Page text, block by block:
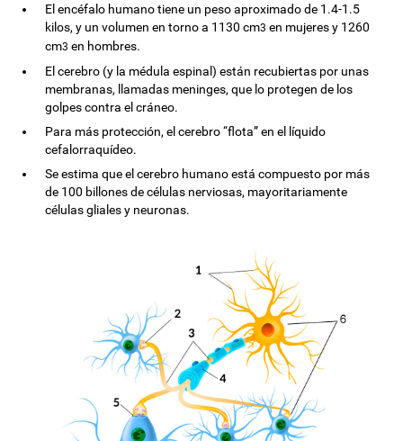
El encéfalo humano tiene un peso aproximado de 1.4-1.5
kilos, y un volumen en torno a 1130 cm3 en mujeres y 1260
cm3 en hombres.
El cerebro (y la médula espinal) están recubiertas por unas
membranas, llamadas meninges, que lo protegen de los
golpes contra el cráneo.
Para más protección, el cerebro “flota” en el líquido
cefalorraquídeo.
Se estima que el cerebro humano está compuesto por más
de 100 billones de células nerviosas, mayoritariamente
células gliales y neuronas.